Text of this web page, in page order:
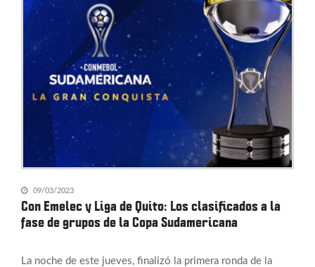
09/03/2023
Con Emelec y Liga de Quito: Los clasificados a la
fase de grupos de la Copa Sudamericana
La noche de este jueves, finalizó la primera ronda de la